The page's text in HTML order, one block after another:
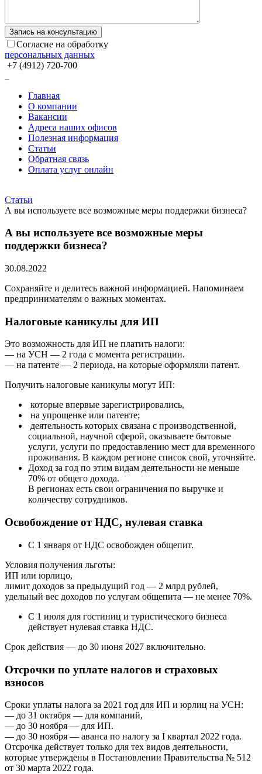
Согласие на обработку
персональных данных
+7 (4912) 720-700
Главная
О компании
Вакансии
Адреса наших офисов
Полезная информация
Статьи
Обратная связь
Оплата услуг онлайн
Статьи
А вы используете все возможные меры поддержки бизнеса?
А вы используете все возможные меры
поддержки бизнеса?
30.08.2022
Сохраняйте и делитесь важной информацией. Напоминаем
предпринимателям о важных моментах.
Налоговые каникулы для ИП
Это возможность для ИП не платить налоги:
— на УСН — 2 года с момента регистрации.
— на патенте — 2 периода, на которые оформляли патент.
Получить налоговые каникулы могут ИП:
которые впервые зарегистрировались,
на упрощенке или патенте;
деятельность которых связана с производственной,
социальной, научной сферой, оказываете бытовые
услуги, услуги по предоставлению мест для временного
проживания. В каждом регионе список свой, уточняйте.
Доход за год по этим видам деятельности не меньше
70% от общего дохода.
В регионах есть свои ограничения по выручке и
количеству сотрудников.
Освобождение от НДС, нулевая ставка
С 1 января от НДС освобожден общепит.
Условия получения льготы:
ИП или юрлицо,
лимит доходов за предыдущий год — 2 млрд рублей,
удельный вес доходов по услугам общепита — не менее 70%.
С 1 июля для гостиниц и туристического бизнеса
действует нулевая ставка НДС.
Срок действия — до 30 июня 2027 включительно.
Отсрочки по уплате налогов и страховых
взносов
Сроки уплаты налога за 2021 год для ИП и юрлиц на УСН:
— до 31 октября — для компаний,
— до 30 ноября — для ИП.
— до 30 ноября — аванса по налогу за I квартал 2022 года.
Отсрочка действует только для тех видов деятельности,
которые утверждены в Постановлении Правительства № 512
от 30 марта 2022 года.